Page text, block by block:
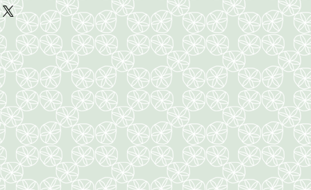
Baño de Oro de Larga Duracion